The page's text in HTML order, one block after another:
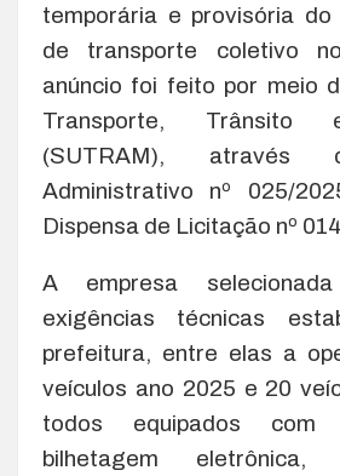
temporária e provisória do
de transporte coletivo
anúncio foi feito por meio
Transporte, Trânsito
(SUTRAM), através
Administrativo nº 025/
Dispensa de Licitação nº
A empresa
exigências técnicas
prefeitura, entre elas a
veículos ano 2025 e 20
todos equipados com
bilhetagem